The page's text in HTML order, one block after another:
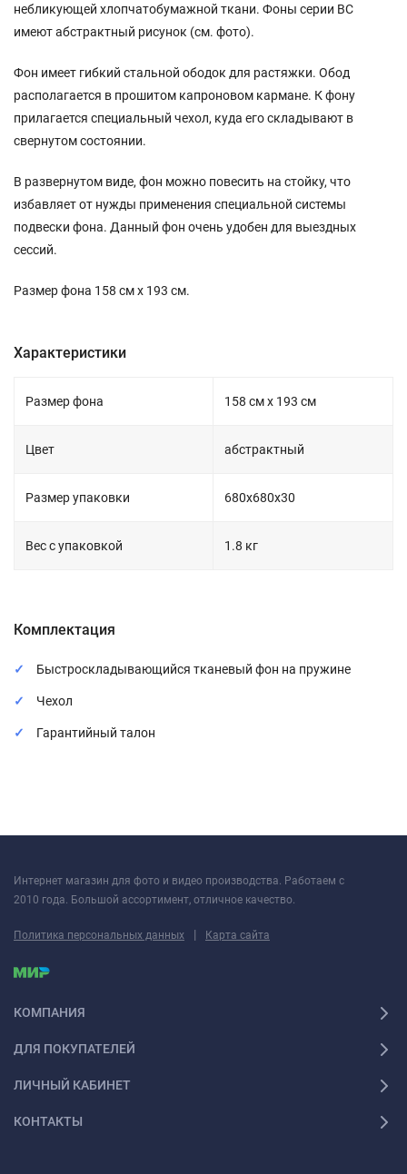
небликующей хлопчатобумажной ткани. Фоны серии BC
имеют абстрактный рисунок (см. фото).
Фон имеет гибкий стальной ободок для растяжки. Обод
располагается в прошитом капроновом кармане. К фону
прилагается специальный чехол, куда его складывают в
свернутом состоянии.
В развернутом виде, фон можно повесить на стойку, что
избавляет от нужды применения специальной системы
подвески фона. Данный фон очень удобен для выездных
сессий.
Размер фона 158 см х 193 см.
Характеристики
Размер фона 158 см х 193 см
Цвет абстрактный
Размер упаковки 680х680х30
Вес с упаковкой 1.8 кг
Комплектация
Быстроскладывающийся тканевый фон на пружине
Чехол
Гарантийный талон
Интернет магазин для фото и видео производства. Работаем с
2010 года. Большой ассортимент, отличное качество.
Политика персональных данных | Карта сайта
КОМПАНИЯ
ДЛЯ ПОКУПАТЕЛЕЙ
ЛИЧНЫЙ КАБИНЕТ
КОНТАКТЫ